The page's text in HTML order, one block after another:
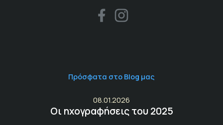
Πρόσφατα στο Blog μας
08.01.2026
Οι ηχογραφήσεις του 2025